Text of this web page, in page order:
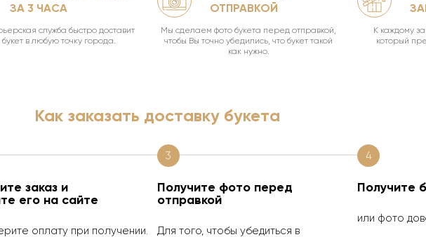
ЗА 3 ЧАСА
служба быстро доставит
в любую точку города.
ОТПРАВКОЙ
Мы сделаем фото букета перед отправкой,
чтобы Вы точно убедились, что букет такой
как нужно.
К каждому
который
Как заказать доставку букета
заказ и
его на сайте
оплату при получении.
3
Получите фото перед
отправкой
Для того, чтобы убедиться в
4
Получите
или фото